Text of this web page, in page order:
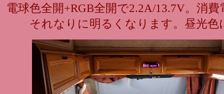
電球色全開+RGB全開で2.2A/13.7V。消
それなりに明るくなります。昼光色